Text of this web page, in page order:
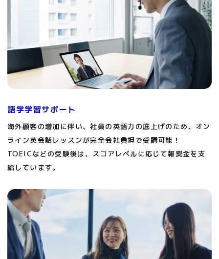
語学学習サポート
海外顧客の増加に伴い、社員の英語力の底上げのため、オン
ライン英会話レッスンが完全会社負担で受講可能！
TOEICなどの受験後は、スコアレベルに応じて報奨金を支
給しています。